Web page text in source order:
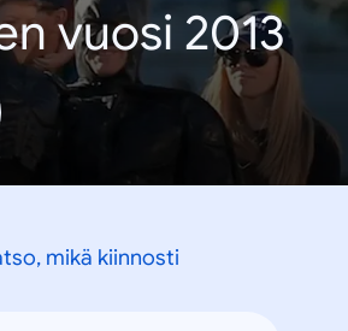
vuosi 2013
mikä kiinnosti